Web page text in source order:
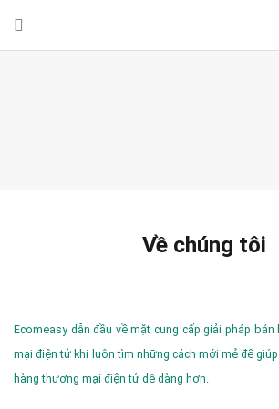
Về chúng tôi
Ecomeasy dẫn đầu về mặt cung cấp giải pháp
mại điện tử khi luôn tìm những cách mới mẻ để
hàng thương mại điện tử dễ dàng hơn.